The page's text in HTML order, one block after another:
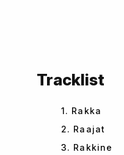
Tracklist
1. Rakka
2. Raajat
3. Rakkine